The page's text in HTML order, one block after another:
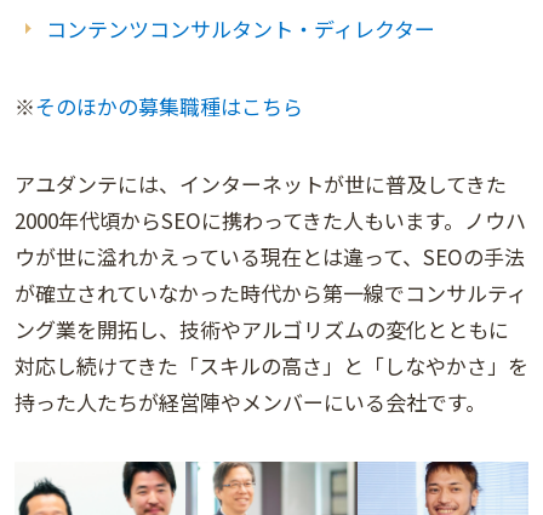
コンテンツコンサルタント・ディレクター
※そのほかの募集職種はこちら
アユダンテには、インターネットが世に普及してきた
2000年代頃からSEOに携わってきた人もいます。ノウハ
ウが世に溢れかえっている現在とは違って、SEOの手法
が確立されていなかった時代から第一線でコンサルティ
ング業を開拓し、技術やアルゴリズムの変化とともに
対応し続けてきた「スキルの高さ」と「しなやかさ」を
持った人たちが経営陣やメンバーにいる会社です。